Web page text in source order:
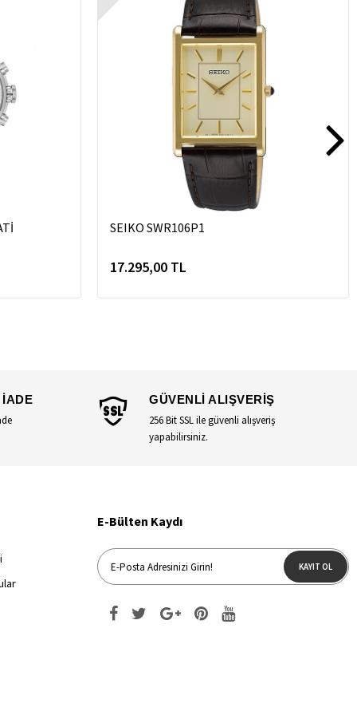
SEIKO SWR106P1
17.295,00 TL
GÜVENLİ ALIŞVERİŞ
256 Bit SSL ile güvenli alışveriş
yapabilirsiniz.
E-Bülten Kaydı
KAYIT OL